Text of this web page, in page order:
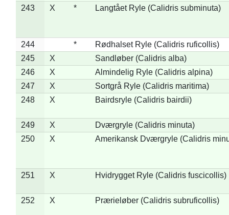
243
X * Langtået Ryle (Calidris subminuta)
244 *
Rødhalset Ryle (Calidris ruficollis)
245
X
Sandløber (Calidris alba)
246
X
Almindelig Ryle (Calidris alpina)
247
X
Sortgrå Ryle (Calidris maritima)
248
X Bairdsryle (Calidris bairdii)
249 X
Dværgryle (Calidris minuta)
250
X Amerikansk Dværgryle (Calidris
251 X Hvidrygget Ryle (Calidris fuscicollis)
252 X Prærieløber (Calidris subruficollis)